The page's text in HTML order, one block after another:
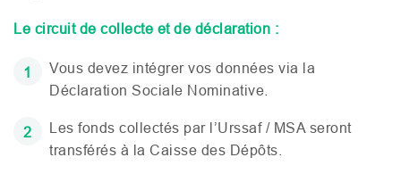
Le circuit de collecte et de déclaration :
Vous devez intégrer vos données via la
Déclaration Sociale Nominative.
Les fonds collectés par l’Urssaf / MSA seront
transférés à la Caisse des Dépôts.